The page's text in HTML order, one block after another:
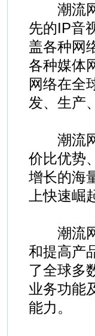
潮流网
先的IP音
盖各种网
各种媒体
网络在全
发、生产
潮流网
价比优势
增长的海
上快速
潮流网
和提高产
了全球多
业务功能
能力。